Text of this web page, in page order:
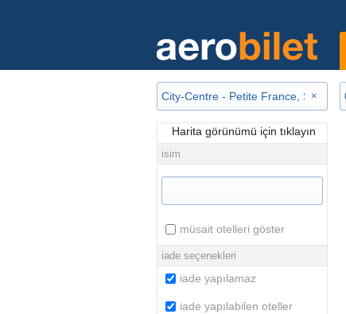
×
Harita görünümü için tıklayın
isim
müsait otelleri göster
iade seçenekleri
iade yapılamaz
iade yapılabilen oteller